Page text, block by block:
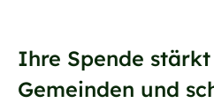
Ihre Spende
Gemeinden und